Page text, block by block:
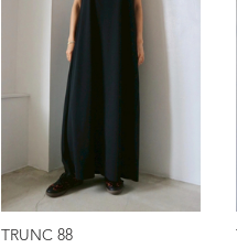
TRUNC 88